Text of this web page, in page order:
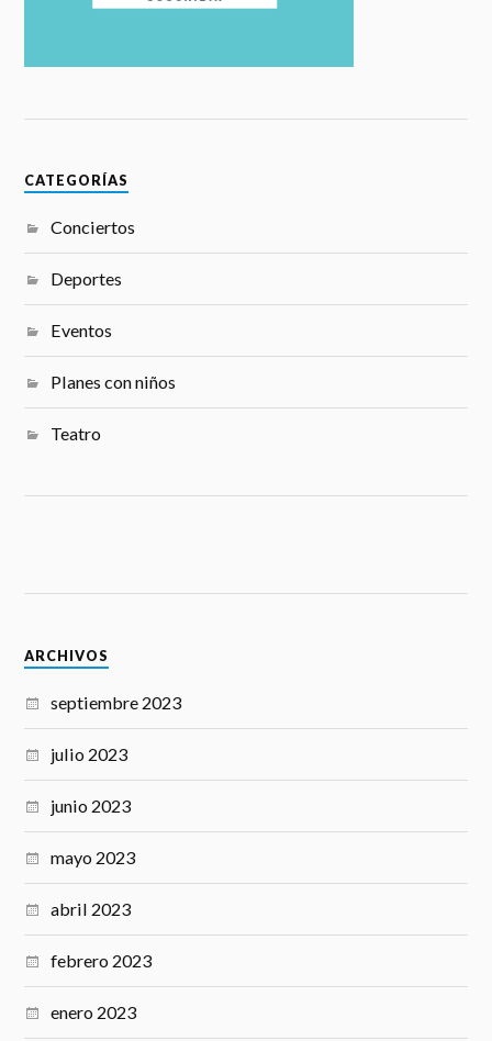
CATEGORÍAS
Conciertos
Deportes
Eventos
Planes con niños
Teatro
ARCHIVOS
septiembre 2023
julio 2023
junio 2023
mayo 2023
abril 2023
febrero 2023
enero 2023